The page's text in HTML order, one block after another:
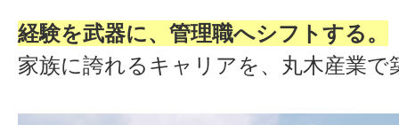
経験を武器に、管理職へシフトする。
家族に誇れるキャリアを、丸木産業で